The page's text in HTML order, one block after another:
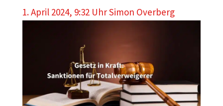
1. April 2024, 9:32 UhrSimon Overberg